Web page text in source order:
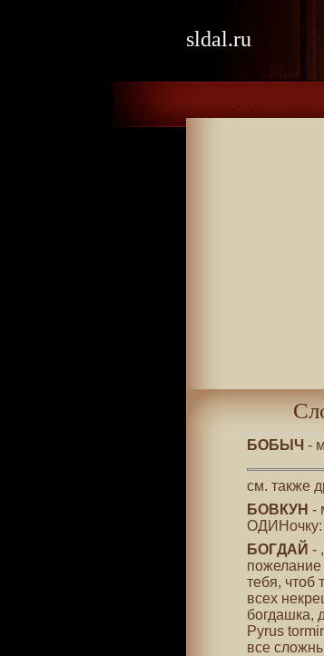
sldal.ru
БОБЫЧ -
см. также
БОВКУН -
ОДИНочку:
БОГДАЙ -
пожелание
тебя, чтоб
всех
богдашка,
Pyrus
все